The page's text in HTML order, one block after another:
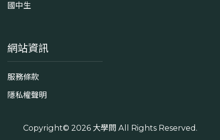
國中生
網站資訊
服務條款
隱私權聲明
Copyright© 2026 大學問 All Rights Reserved.